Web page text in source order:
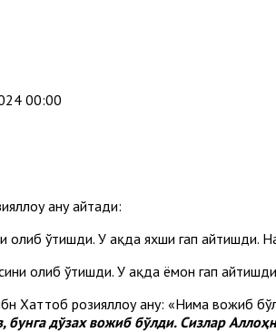
00:00
анҳу айтади:
олиб ўтишди. У ҳақда яхши гап айтишди.
олиб ўтишди. У ҳақда ёмон гап
Хаттоб розияллоҳу анҳу: «Нима вожиб
бунга дўзах вожиб бўлди. Сизлар